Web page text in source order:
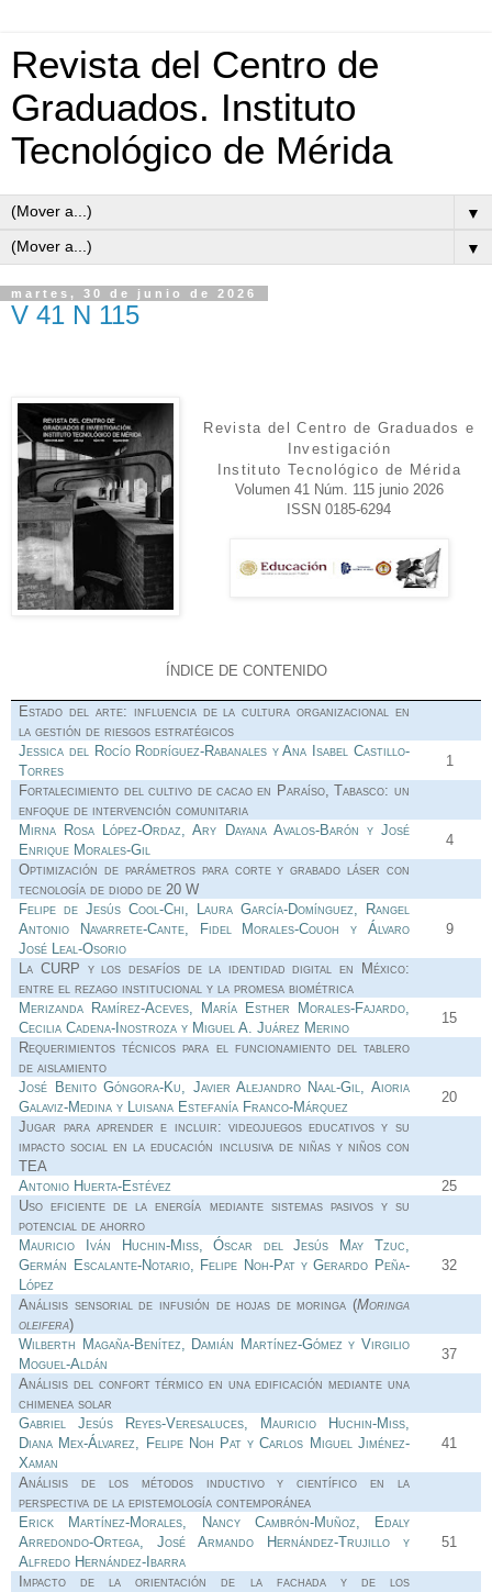
Revista del Centro de
Graduados. Instituto
Tecnológico de Mérida
▼
▼
martes, 30 de junio de 2026
V 41 N 115
Revista del Centro de Graduados e
Investigación
Instituto Tecnológico de Mérida
Volumen 41 Núm. 115 junio 2026
ISSN 0185-6294
ÍNDICE DE CONTENIDO
Estado del arte: influencia de la cultura organizacional en
la gestión de riesgos estratégicos
Jessica del Rocío Rodríguez-Rabanales y Ana Isabel Castillo-
Torres
1
Fortalecimiento del cultivo de cacao en Paraíso, Tabasco: un
enfoque de intervención comunitaria
Mirna Rosa López-Ordaz, Ary Dayana Avalos-Barón y José
Enrique Morales-Gil
4
Optimización de parámetros para corte y grabado láser con
tecnología de diodo de 20 W
Felipe de Jesús Cool-Chi, Laura García-Domínguez, Rangel
Antonio Navarrete-Cante, Fidel Morales-Couoh y Álvaro
José Leal-Osorio
9
La CURP y los desafíos de la identidad digital en México:
entre el rezago institucional y la promesa biométrica
Merizanda Ramírez-Aceves, María Esther Morales-Fajardo,
Cecilia Cadena-Inostroza y Miguel A. Juárez Merino
15
Requerimientos técnicos para el funcionamiento del tablero
de aislamiento
José Benito Góngora-Ku, Javier Alejandro Naal-Gil, Aioria
Galaviz-Medina y Luisana Estefanía Franco-Márquez
20
Jugar para aprender e incluir: videojuegos educativos y su
impacto social en la educación inclusiva de niñas y niños con
TEA
Antonio Huerta-Estévez
25
Uso eficiente de la energía mediante sistemas pasivos y su
potencial de ahorro
Mauricio Iván Huchin-Miss, Óscar del Jesús May Tzuc,
Germán Escalante-Notario, Felipe Noh-Pat y Gerardo Peña-
López
32
Análisis sensorial de infusión de hojas de moringa (Moringa
oleifera)
Wilberth Magaña-Benítez, Damián Martínez-Gómez y Virgilio
Moguel-Aldán
37
Análisis del confort térmico en una edificación mediante una
chimenea solar
Gabriel Jesús Reyes-Veresaluces, Mauricio Huchin-Miss,
Diana Mex-Álvarez, Felipe Noh Pat y Carlos Miguel Jiménez-
Xaman
41
Análisis de los métodos inductivo y científico en la
perspectiva de la epistemología contemporánea
Erick Martínez-Morales, Nancy Cambrón-Muñoz, Edaly
Arredondo-Ortega, José Armando Hernández-Trujillo y
Alfredo Hernández-Ibarra
51
Impacto de la orientación de la fachada y de los